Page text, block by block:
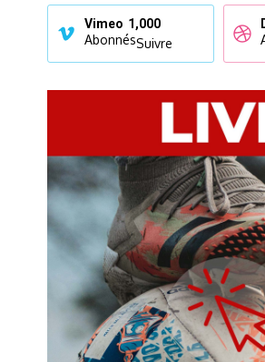
Vimeo 1,000
AbonnésSuivre